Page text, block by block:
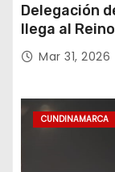
Delegación
llega al
destacada
Mar 31, 2026
CUNDINAMARCA